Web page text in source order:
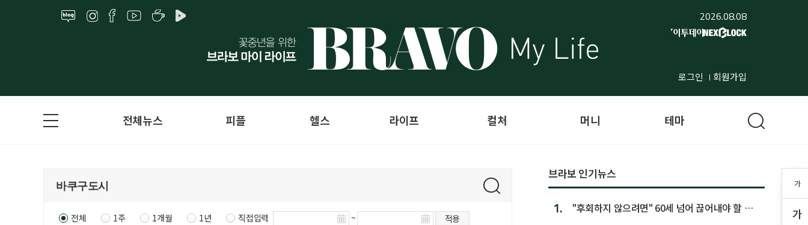
2026.08.08
로그인 회원가입
가
가
전체뉴스 피플 헬스 라이프 컬처 머니 테마
전체 1주 1개월 1년 직접입력 ~ 적용
브라보 인기뉴스
1.
"후회하지 않으려면" 60세 넘어 끊어내야 할 사